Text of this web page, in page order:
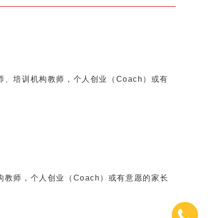
培训机构教师，个人创业（Coach）或有
师，个人创业（Coach）或有意愿的家长